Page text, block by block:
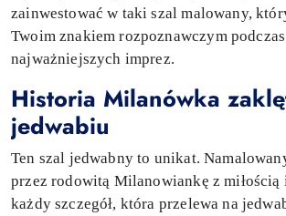
zainwestować w taki szal malowany,
Twoim znakiem rozpoznawczym podczas
najważniejszych imprez.
Historia Milanówka
jedwabiu
Ten szal jedwabny to unikat.
przez rodowitą Milanowiankę z miłością
każdy szczegół, która przelewa na